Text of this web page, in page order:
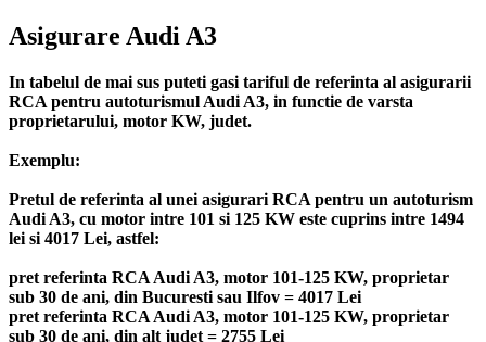
Asigurare Audi A3
In tabelul de mai sus puteti gasi tariful de referinta al asigurarii
RCA pentru autoturismul Audi A3, in functie de varsta
proprietarului, motor KW, judet.
Exemplu:
Pretul de referinta al unei asigurari RCA pentru un autoturism
Audi A3, cu motor intre 101 si 125 KW este cuprins intre 1494
lei si 4017 Lei, astfel:
pret referinta RCA Audi A3, motor 101-125 KW, proprietar
sub 30 de ani, din Bucuresti sau Ilfov = 4017 Lei
pret referinta RCA Audi A3, motor 101-125 KW, proprietar
sub 30 de ani, din alt judet = 2755 Lei